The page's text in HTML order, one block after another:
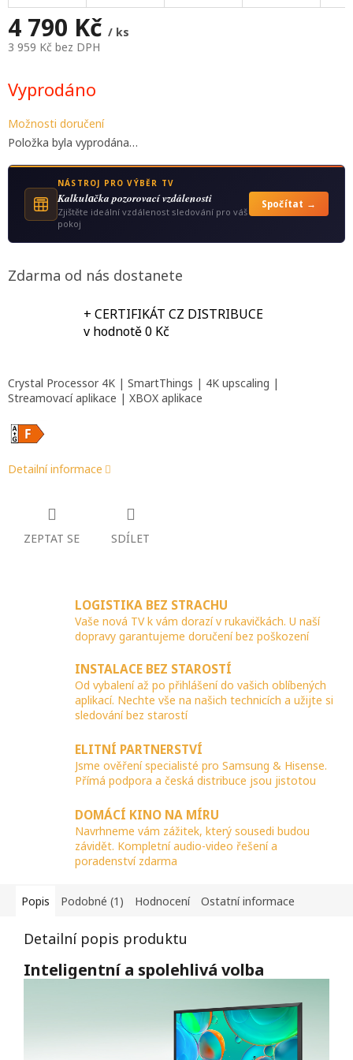
4 790 Kč / ks
3 959 Kč bez DPH
cena:
Vyprodáno
Možnosti doručení
Položka byla vyprodána…
NÁSTROJ PRO VÝBĚR TV
Kalkulаčka pozorovací vzdálenosti
Zjištěte ideální vzdálenost sledování pro váš
pokoj
Spočítat →
Zdarma od nás dostanete
+ CERTIFIKÁT CZ DISTRIBUCE
v hodnotě 0 Kč
Crystal Processor 4K | SmartThings | 4K upscaling |
Streamovací aplikace | XBOX aplikace
Detailní informace
ZEPTAT SE SDÍLET
LOGISTIKA BEZ STRACHU
Vaše nová TV k vám dorazí v rukavičkách. U naší
dopravy garantujeme doručení bez poškození
INSTALACE BEZ STAROSTÍ
Od vybalení až po přihlášení do vašich oblíbených
aplikací. Nechte vše na našich technicích a užijte si
sledování bez starostí
ELITNÍ PARTNERSTVÍ
Jsme ověření specialisté pro Samsung & Hisense.
Přímá podpora a česká distribuce jsou jistotou
DOMÁCÍ KINO NA MÍRU
Navrhneme vám zážitek, který sousedi budou
závidět. Kompletní audio-video řešení a
poradenství zdarma
Popis Podobné (1) Hodnocení Ostatní informace
Detailní popis produktu
Inteligentní a spolehlivá volba